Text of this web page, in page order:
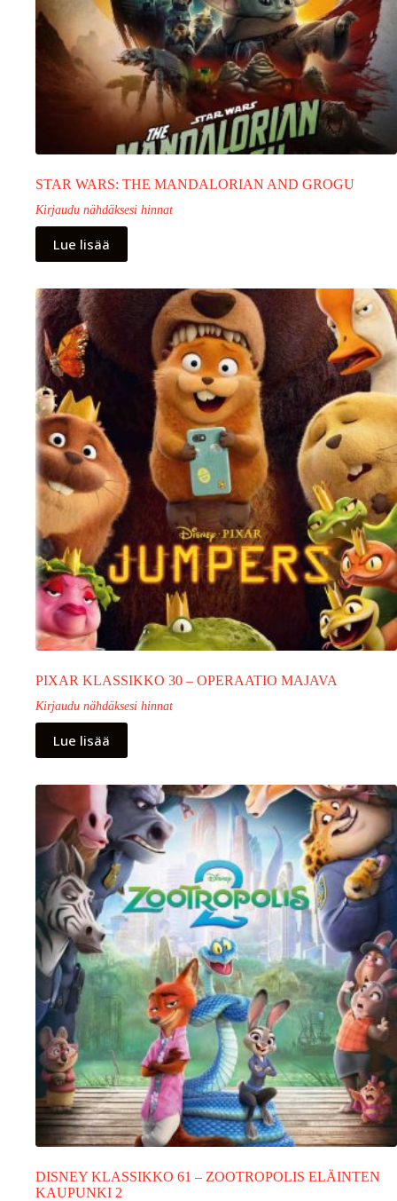
STAR WARS: THE MANDALORIAN AND GROGU
Kirjaudu nähdäksesi hinnat
Lue lisää
PIXAR KLASSIKKO 30 – OPERAATIO MAJAVA
Kirjaudu nähdäksesi hinnat
Lue lisää
DISNEY KLASSIKKO 61 – ZOOTROPOLIS ELÄINTEN
KAUPUNKI 2